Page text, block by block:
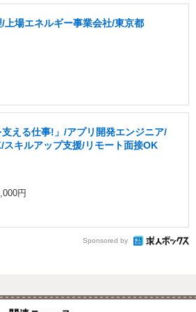
上場エネルギー事業会社/東京都
支える仕事!」/アプリ開発エンジニア/
スキルアップ支援/リモート面接OK
円
Sponsored by